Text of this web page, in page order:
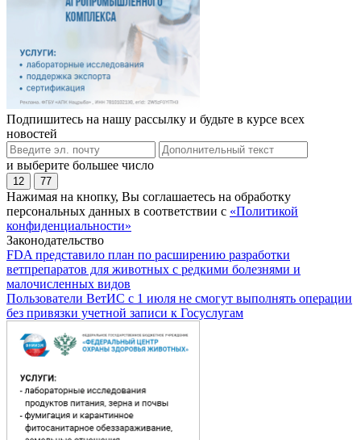
Подпишитесь на нашу рассылку и будьте в курсе всех
новостей
и выберите большее число
12 77
Нажимая на кнопку, Вы соглашаетесь на обработку
персональных данных в соответствии с «Политикой
конфиденциальности»
Законодательство
FDA представило план по расширению разработки
ветпрепаратов для животных с редкими болезнями и
малочисленных видов
Пользователи ВетИС с 1 июля не смогут выполнять операции
без привязки учетной записи к Госуслугам